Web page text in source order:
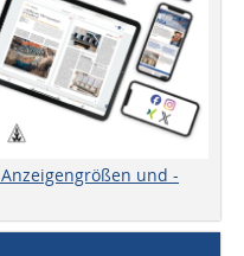
und -